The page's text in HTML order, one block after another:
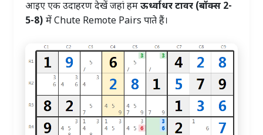
आइए एक उदाहरण देखें जहां हमऊर्ध्वाधर टावर (बॉक्स 2-
5-8) में Chute Remote Pairs पाते हैं।